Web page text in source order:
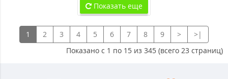
Показать еще
1 2 3 4 5 6 7 8 9 >
>|
Показано с 1 по 15 из 345 (всего 23 страниц)